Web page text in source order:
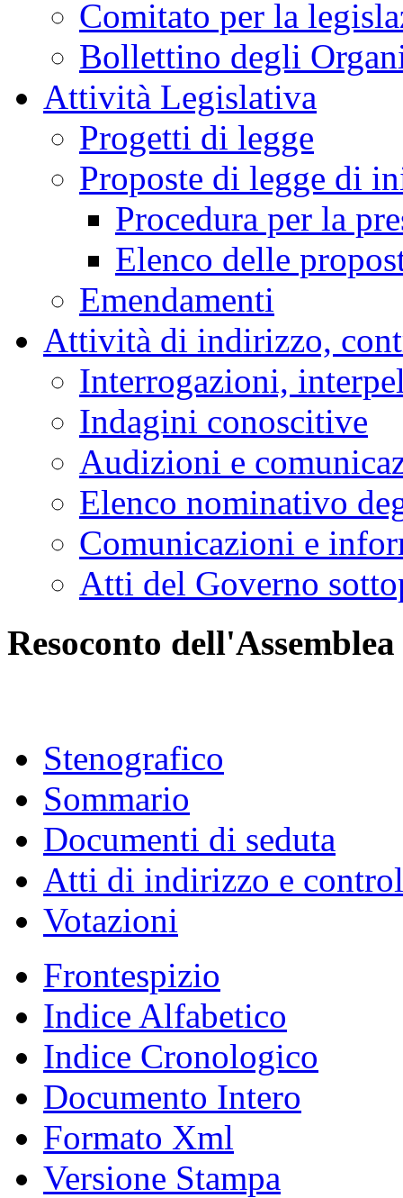
Comitato per la
Bollettino degli
Attività Legislativa
Progetti di legge
Proposte di legge di
Procedura per la
Elenco delle
Emendamenti
Attività di indirizzo,
Interrogazioni,
Indagini conoscitive
Audizioni e
Elenco nominativo
Comunicazioni e
Atti del Governo
Resoconto dell'Assemblea
Stenografico
Sommario
Documenti di seduta
Atti di indirizzo e
Votazioni
Frontespizio
Indice Alfabetico
Indice Cronologico
Documento Intero
Formato Xml
Versione Stampa